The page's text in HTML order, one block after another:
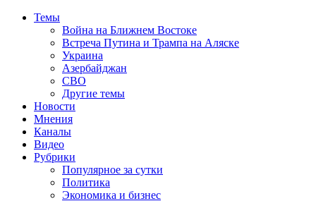
Темы
Война на Ближнем Востоке
Встреча Путина и Трампа на Аляске
Украина
Азербайджан
СВО
Другие темы
Новости
Мнения
Каналы
Видео
Рубрики
Популярное за сутки
Политика
Экономика и бизнес